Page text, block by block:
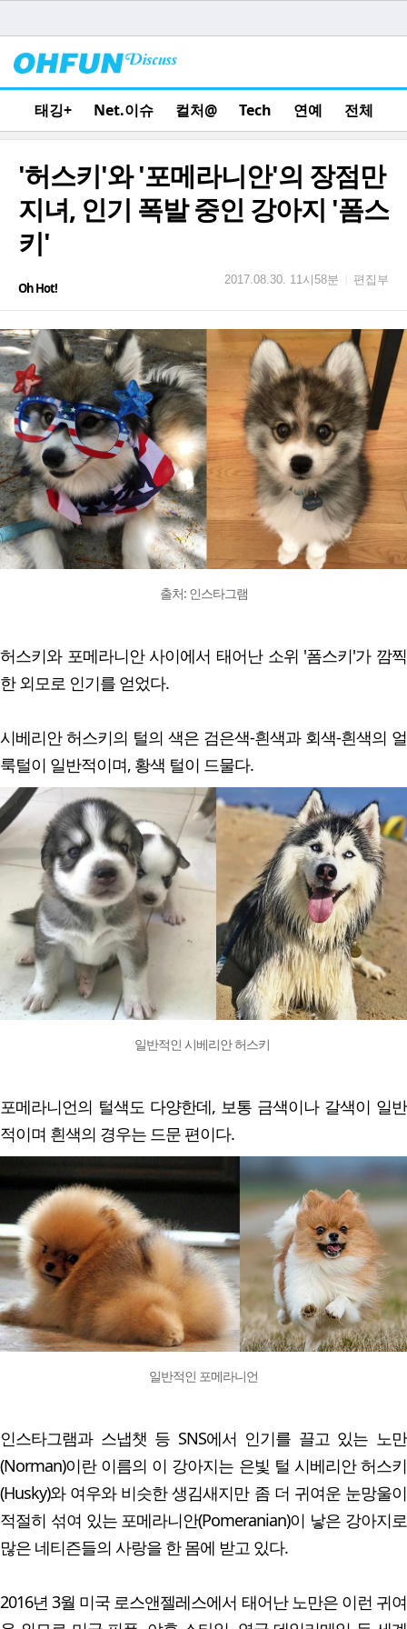
태깅+ Net.이슈 컬처@ Tech 연예 전체
'허스키'와 '포메라니안'의 장점만
지녀, 인기 폭발 중인 강아지 '폼스
키'
Oh Hot!
2017.08.30. 11시58분 편집부
출처: 인스타그램
허스키와 포메라니안 사이에서 태어난 소위 '폼스키'가 깜찍
한 외모로 인기를 얻었다.
시베리안 허스키의 털의 색은 검은색-흰색과 회색-흰색의 얼
룩털이 일반적이며, 황색 털이 드물다.
일반적인 시베리안 허스키
포메라니언의 털색도 다양한데, 보통 금색이나 갈색이 일반
적이며 흰색의 경우는 드문 편이다.
일반적인 포메라니언
인스타그램과 스냅챗 등 SNS에서 인기를 끌고 있는 노만
(Norman)이란 이름의 이 강아지는 은빛 털 시베리안 허스키
(Husky)와 여우와 비슷한 생김새지만 좀 더 귀여운 눈망울이
적절히 섞여 있는 포메라니안(Pomeranian)이 낳은 강아지로
많은 네티즌들의 사랑을 한 몸에 받고 있다.
2016년 3월 미국 로스앤젤레스에서 태어난 노만은 이런 귀여